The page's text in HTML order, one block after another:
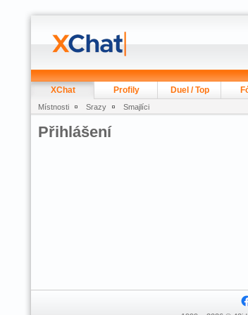
XChat Profily Duel / Top
Místnosti Srazy Smajlíci
Přihlášení